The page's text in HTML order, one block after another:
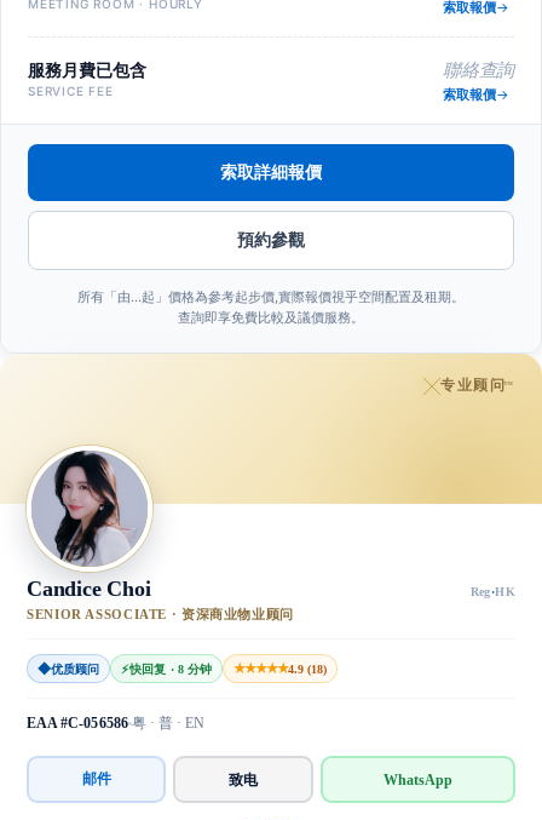
MEETING ROOM · HOURLY 索取報價
服務月費已包含
SERVICE FEE
聯絡查詢
索取報價
索取詳細報價
預約參觀
所有「由…起」價格為參考起步價,實際報價視乎空間配置及租期。
查詢即享免費比較及議價服務。
专业顾问™
Candice Choi Reg·HK
SENIOR ASSOCIATE · 资深商业物业顾问
◆优质顾问 ⚡快回复 · 8 分钟 ★★★★★4.9 (18)
EAA #C-056586 粤 · 普 · EN
邮件 致电 WhatsApp